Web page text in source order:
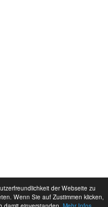
der Webseite zu
Wenn Sie auf Zustimmen klicken,